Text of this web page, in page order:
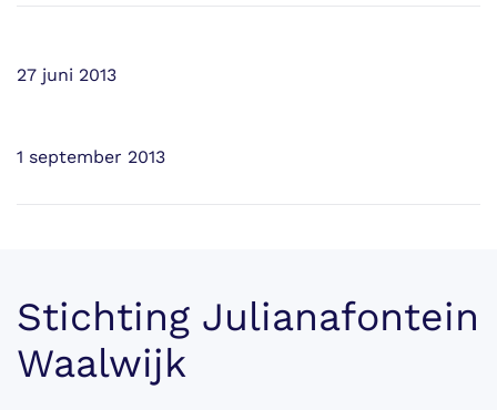
27 juni 2013
1 september 2013
Stichting Julianafontein
Waalwijk